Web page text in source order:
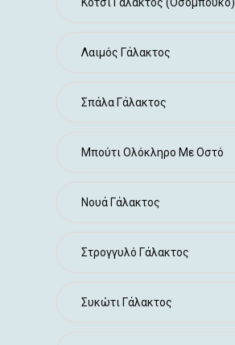
Κότσι Γάλακτος (οσομπούκο)
Λαιμός Γάλακτος
Σπάλα Γάλακτος
Μπούτι Ολόκληρο Με Οστό
Νουά Γάλακτος
Στρογγυλό Γάλακτος
Συκώτι Γάλακτος